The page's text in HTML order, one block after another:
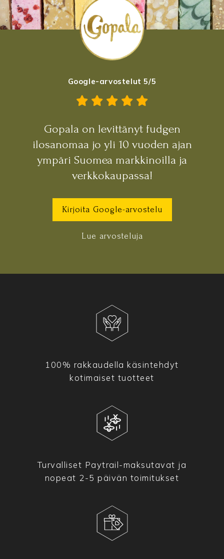
Google-arvostelut 5/5
Gopala on levittänyt fudgen
ilosanomaa jo yli 10 vuoden ajan
ympäri Suomea markkinoilla ja
verkkokaupassa!
Kirjoita Google-arvostelu
Lue arvosteluja
100% rakkaudella käsintehdyt
kotimaiset tuotteet
Turvalliset Paytrail-maksutavat ja
nopeat 2-5 päivän toimitukset